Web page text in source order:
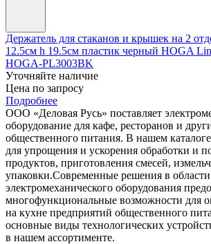
Держатель для стаканов и крышек на 2
12.5см h 19.5см пластик черный HOGA
HOGA-PL3003BK
Уточняйте наличие
Цена по запросу
Подробнее
ООО «Деловая Русь» поставляет
оборудование для кафе, ресторанов и
общественного питания. В нашем
для упрощения и ускорения обработки и
продуктов, приготовления смесей,
упаковки.Современные решения в области
электромеханического оборудования
многофункциональные возможности для
на кухне предприятий общественного
основные виды технологических
в нашем ассортименте.